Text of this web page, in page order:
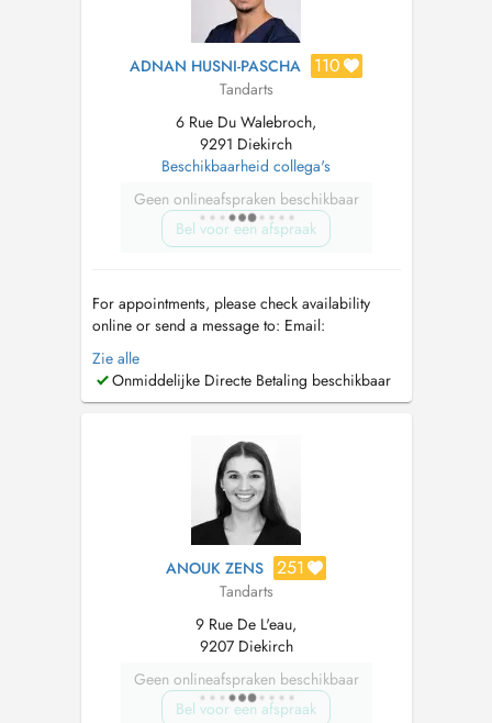
ADNAN HUSNI-PASCHA 110
Tandarts
6 Rue Du Walebroch,
9291 Diekirch
Beschikbaarheid collega's
Geen onlineafspraken beschikbaar
Bel voor een afspraak
For appointments, please check availability
online or send a message to: Email:
info@docpascha.com
341 097 Opening hours: Sunday: 10:00-18:00
Monday to Wednesday: 10:00-18:00 Thursday:
the us: J&J Addas Lux Dental Land...
Zie alle
Onmiddelijke Directe Betaling beschikbaar
ANOUK ZENS 251
Tandarts
9 Rue De L'eau,
9207 Diekirch
Geen onlineafspraken beschikbaar
Bel voor een afspraak